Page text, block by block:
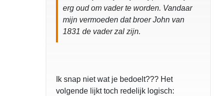
erg oud om vader te worden. Vandaar
mijn vermoeden dat broer John van
1831 de vader zal zijn.
Ik snap niet wat je bedoelt??? Het
volgende lijkt toch redelijk logisch: